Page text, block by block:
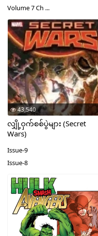
Volume 7 Ch ...
43,540
လျှို့ဝှက်စစ်ပွဲများ (Secret
Wars)
Issue-9
Issue-8